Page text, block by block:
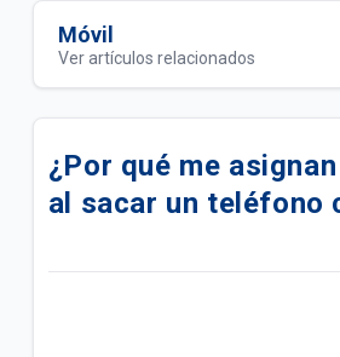
Móvil
Ver artículos relacionados
Cómo activar el Roaming en tu
Cómo activar el Roaming en tu
¿Por qué me
al sacar un teléfono